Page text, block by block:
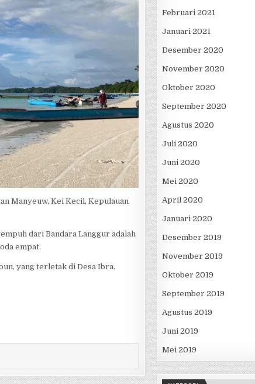
Manyeuw, Kei Kecil, Kepulauan
dari Bandara Langgur adalah
empat.
yang terletak di Desa Ibra.
Februari 2021
Januari 2021
Desember 2020
November 2020
Oktober 2020
September 2020
Agustus 2020
Juli 2020
Juni 2020
Mei 2020
April 2020
Januari 2020
Desember 2019
November 2019
Oktober 2019
September 2019
Agustus 2019
Juni 2019
Mei 2019